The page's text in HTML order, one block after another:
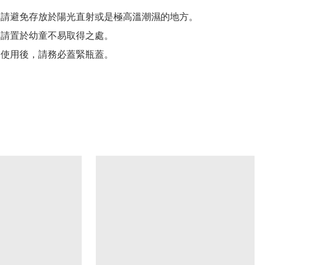
請避免存放於陽光直射或是極高溫潮濕的地方。
請置於幼童不易取得之處。